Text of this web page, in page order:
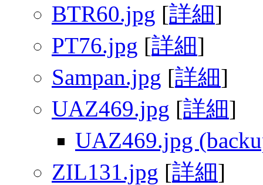
BTR60.jpg [詳細]
PT76.jpg [詳細]
Sampan.jpg [詳細]
UAZ469.jpg [詳細]
UAZ469.jpg
ZIL131.jpg [詳細]